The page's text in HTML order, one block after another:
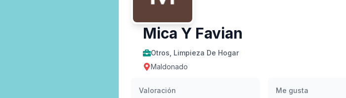
Mica Y Favian
Otros, Limpieza De Hogar
Maldonado
Valoración Me gusta